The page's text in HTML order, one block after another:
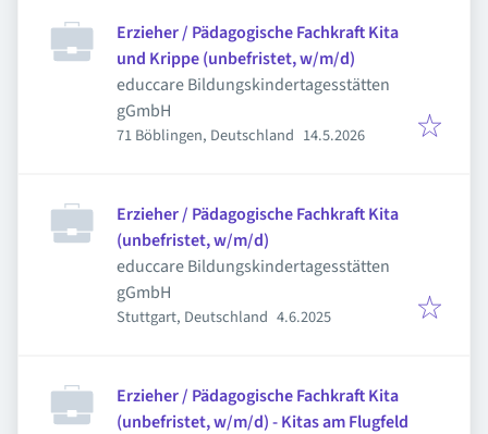
Erzieher / Pädagogische Fachkraft Kita
und Krippe (unbefristet, w/m/d)
educcare Bildungskindertagesstätten
gGmbH
71 Böblingen, Deutschland Veröffentlicht
14.5.2026
Erzieher / Pädagogische Fachkraft Kita
(unbefristet, w/m/d)
educcare Bildungskindertagesstätten
gGmbH
Stuttgart, Deutschland Veröffentlicht
4.6.2025
Erzieher / Pädagogische Fachkraft Kita
(unbefristet, w/m/d) - Kitas am Flugfeld